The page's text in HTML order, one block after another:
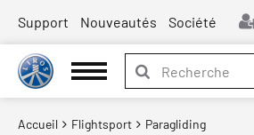
Support Nouveautés Société
Accueil Flightsport Paragliding